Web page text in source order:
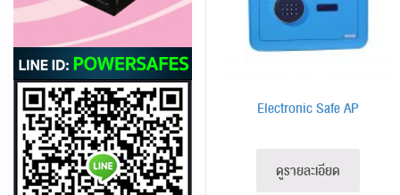
Electronic Safe AP
ดูรายละเอียด